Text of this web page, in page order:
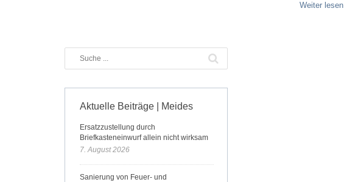
Weiter lesen
Aktuelle Beiträge | Meides
Ersatzzustellung durch
Briefkasteneinwurf allein nicht wirksam
7. August 2026
Sanierung von Feuer- und